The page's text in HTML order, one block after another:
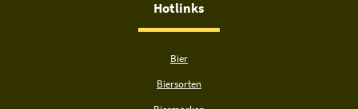
Hotlinks
Bier
Biersorten